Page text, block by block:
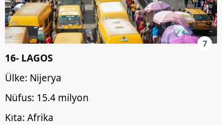
7
16- LAGOS
Ülke: Nijerya
Nüfus: 15.4 milyon
Kıta: Afrika